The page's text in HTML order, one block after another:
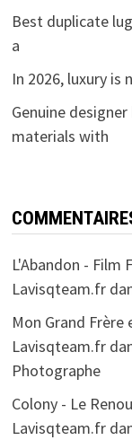
Best duplicate
a
In 2026, luxury is
Genuine
materials with
L'Abandon - Film
Lavisqteam.fr
Mon Grand Frère
Lavisqteam.fr
Photographe
Colony - Le
Lavisqteam.fr